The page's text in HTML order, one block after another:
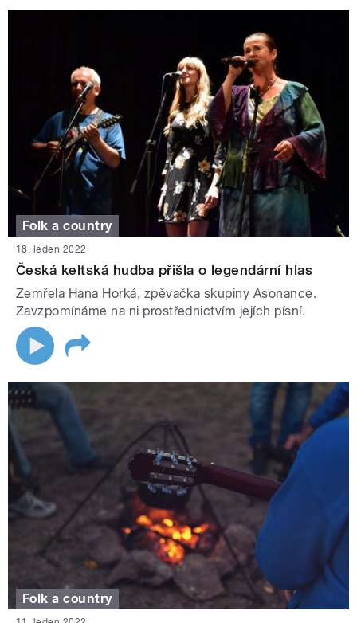
Folk a country
18. leden 2022
Česká keltská hudba přišla o legendární hlas
Zemřela Hana Horká, zpěvačka skupiny Asonance.
Zavzpomínáme na ni prostřednictvím jejích písní.
Folk a country